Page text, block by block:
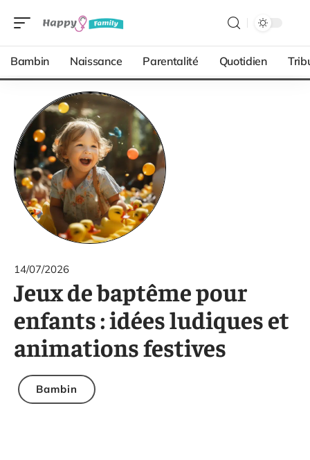
Bambin Naissance Parentalité Quotidien
14/07/2026
Jeux de baptême pour
enfants : idées ludiques et
animations festives
Bambin